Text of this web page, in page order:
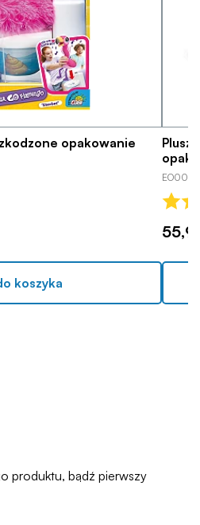
opakowanie
koszyka
produktu, bądź pierwszy